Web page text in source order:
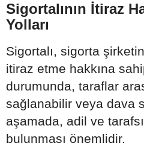
Sigortalının İtiraz
Yolları
Sigortalı, sigorta
itiraz etme hakkına
durumunda, taraflar
sağlanabilir veya dava
aşamada, adil ve
bulunması önemlidir.